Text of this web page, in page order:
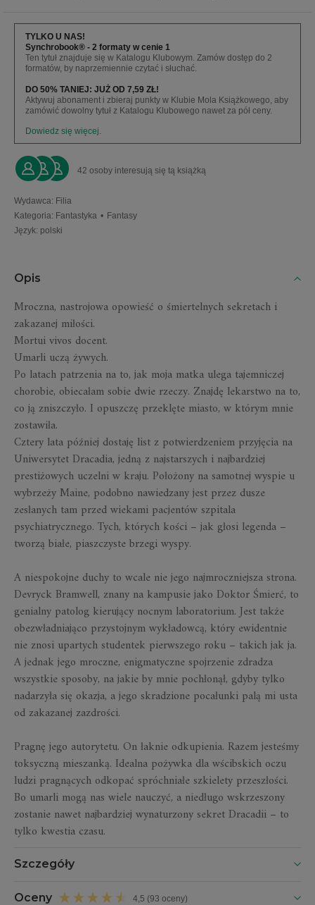
TYLKO U NAS!
Synchrobook® - 2 formaty w cenie 1
Ten tytuł znajduje się w Katalogu Klubowym. Zamów dostęp do 2
formatów, by naprzemiennie czytać i słuchać.
DO 50% TANIEJ: JUŻ OD 7,59 ZŁ!
Aktywuj abonament i zbieraj punkty w Klubie Mola Książkowego, aby
zamówić dowolny tytuł z Katalogu Klubowego nawet za pół ceny.
Dowiedz się więcej.
42 osoby interesują się tą książką
Wydawca: Filia
Kategoria: Fantastyka • Fantasy
Język: polski
Opis
Mroczna, nastrojowa opowieść o śmiertelnych sekretach i
zakazanej miłości.
Mortui vivos docent.
Umarli uczą żywych.
Po latach patrzenia na to, jak moja matka ulega tajemniczej
chorobie, obiecałam sobie dwie rzeczy. Znajdę lekarstwo na to,
co ją zniszczyło. I opuszczę przeklęte miasto, w którym mnie
zostawiła.
Cztery lata później dostaję list z potwierdzeniem przyjęcia na
Uniwersytet Dracadia, jedną z najstarszych i najbardziej
prestiżowych uczelni w kraju. Położony na samotnej wyspie u
wybrzeży Maine, podobno nawiedzany jest przez dusze
zesłanych tam przed wiekami pacjentów szpitala
psychiatrycznego. Tych, których kości – jak głosi legenda –
tworzą białe, piaszczyste brzegi wyspy.
A niespokojne duchy to wcale nie jego najmroczniejsza strona.
Devryck Bramwell, znany na kampusie jako Doktor Śmierć, to
genialny patolog kierujący nocnym laboratorium. Jest także
obezwładniająco przystojnym wykładowcą, który ewidentnie
nie znosi upartych studentek pierwszego roku – takich jak ja.
A jednak jego mroczne, enigmatyczne spojrzenie zdradza
wszystkie sposoby, na jakie by mnie pochłonął, gdyby tylko
nadarzyła się okazja, a jego skradzione pocałunki palą mi usta
od zakazanej zazdrości.
Pragnę jego autorytetu. On łaknie odkupienia. Razem jesteśmy
toksyczną mieszanką. Idealna pożywka dla wścibskich oczu
ludzi pragnących odkopać spróchniałe szkielety przeszłości.
Bo umarli mogą nas wiele nauczyć, a niedługo wskrzeszony
zostanie nawet najbardziej wynaturzony sekret Dracadii – to
tylko kwestia czasu.
Szczegóły
Oceny 4,5 (93 oceny)